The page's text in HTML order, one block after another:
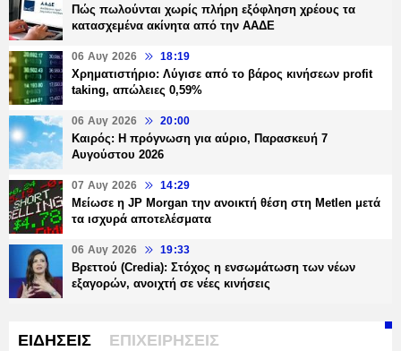
Πώς πωλούνται χωρίς πλήρη εξόφληση χρέους τα
κατασχεμένα ακίνητα από την ΑΑΔΕ
06 Αυγ 2026 18:19
Χρηματιστήριο: Λύγισε από το βάρος κινήσεων profit
taking, απώλειες 0,59%
06 Αυγ 2026 20:00
Καιρός: Η πρόγνωση για αύριο, Παρασκευή 7
Αυγούστου 2026
07 Αυγ 2026 14:29
Μείωσε η JP Morgan την ανοικτή θέση στη Metlen μετά
τα ισχυρά αποτελέσματα
06 Αυγ 2026 19:33
Βρεττού (Credia): Στόχος η ενσωμάτωση των νέων
εξαγορών, ανοιχτή σε νέες κινήσεις
ΕΙΔΗΣΕΙΣ ΕΠΙΧΕΙΡΗΣΕΙΣ